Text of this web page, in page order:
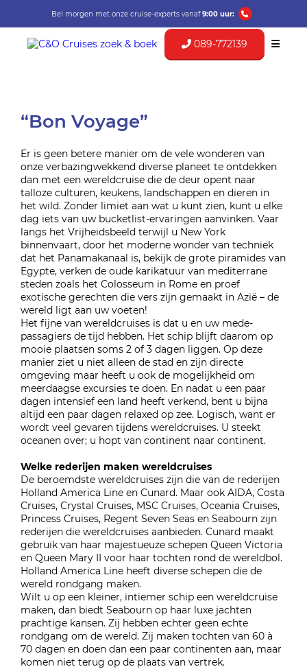
Bel morgen met onze cruise-experts vanaf9:00 uur:
089-772139
“Bon Voyage”
Er is geen betere manier om de vele wonderen van
onze verbazingwekkend diverse planeet te ontdekken
dan met een wereldcruise die de deur opent naar
talloze culturen, keukens, landschappen en dieren in
het wild. Zonder limiet aan wat u kunt zien, kunt u elke
dag iets van uw bucketlist-ervaringen aanvinken. Vaar
langs het Vrijheidsbeeld terwijl u New York
binnenvaart, door het moderne wonder van techniek
dat het Panamakanaal is, bekijk de grote piramides van
Egypte, verken de oude karikatuur van mediterrane
steden zoals het Colosseum in Rome en proef
exotische gerechten die vers zijn gemaakt in Azië – de
wereld ligt aan uw voeten!
Het fijne van wereldcruises is dat u en uw mede-
passagiers de tijd hebben. Het schip blijft daarom op
mooie plaatsen soms 2 of 3 dagen liggen. Op deze
manier ziet u niet alleen de stad en zijn directe
omgeving maar heeft u ook de mogelijkheid om
meerdaagse excursies te doen. En nadat u een paar
dagen intensief een land heeft verkend, bent u bijna
altijd een paar dagen relaxed op zee. Logisch, want er
wordt veel gevaren tijdens wereldcruises. U steekt
oceanen over; u hopt van continent naar continent.
Welke rederijen maken wereldcruises
De beroemdste wereldcruises zijn die van de rederijen
Holland America Line en Cunard. Maar ook AIDA, Costa
Cruises, Crystal Cruises, MSC Cruises, Oceania Cruises,
Princess Cruises, Regent Seven Seas en Seabourn zijn
rederijen die wereldcruises aanbieden. Cunard maakt
gebruik van haar majestueuze schepen Queen Victoria
en Queen Mary II voor haar tochten rond de wereldbol.
Holland America Line heeft diverse schepen die de
wereld rondgang maken.
Wilt u op een kleiner, intiemer schip een wereldcruise
maken, dan biedt Seabourn op haar luxe jachten
prachtige kansen. Zij hebben echter geen echte
rondgang om de wereld. Zij maken tochten van 60 à
70 dagen en doen dan een paar continenten aan, maar
komen niet terug op de plaats van vertrek.